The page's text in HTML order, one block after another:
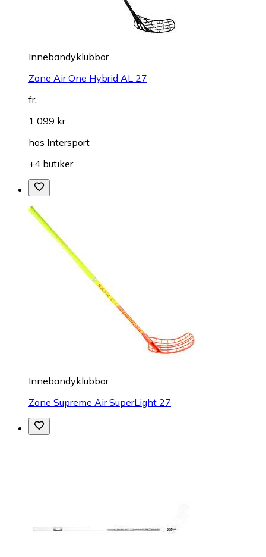
Innebandyklubbor
Zone Air One Hybrid AL 27
fr.
1 099 kr
hos Intersport
+4 butiker
Innebandyklubbor
Zone Supreme Air SuperLight 27